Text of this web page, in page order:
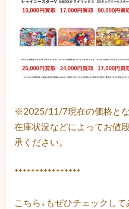
※2025/11/7現在の価格とな
在庫状況などによってお値
承ください。
****************
こちら↓もぜひチェックし